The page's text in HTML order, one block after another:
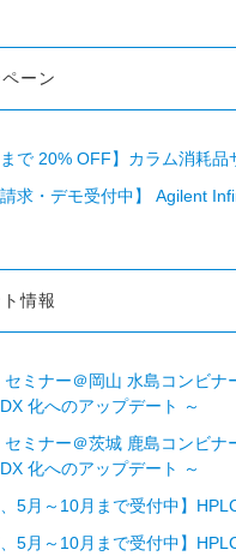
ーン
まで 20% OFF】カラム消耗
請求・デモ受付中】 Agilent
情報
セミナー＠岡山 水島コンビ
化へのアップデート ～
セミナー＠茨城 鹿島コンビ
化へのアップデート ～
、5月～10月まで受付中】
、5月～10月まで受付中】